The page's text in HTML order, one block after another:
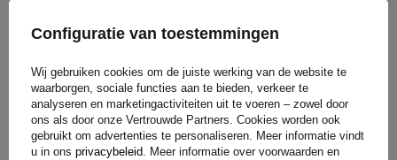
We verzenden al10 augustus
winkelwagen
toevoegen
Wielmaat: 200x50 mm
Configuratie van toestemmingen
Wij gebruiken cookies om de juiste werking van de website te
waarborgen, sociale functies aan te bieden, verkeer te
analyseren en marketingactiviteiten uit te voeren – zowel door
ons als door onze Vertrouwde Partners. Cookies worden ook
gebruikt om advertenties te personaliseren. Meer informatie vindt
u in ons privacybeleid. Meer informatie over voorwaarden en